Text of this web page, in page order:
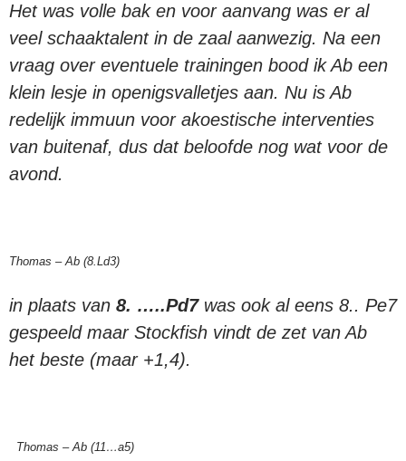
Het was volle bak en voor aanvang was er al
veel schaaktalent in de zaal aanwezig. Na een
vraag over eventuele trainingen bood ik Ab een
klein lesje in openigsvalletjes aan. Nu is Ab
redelijk immuun voor akoestische interventies
van buitenaf, dus dat beloofde nog wat voor de
avond.
Thomas – Ab (8.Ld3)
in plaats van 8. …..Pd7was ook al eens 8.. Pe7
gespeeld maar Stockfish vindt de zet van Ab
het beste (maar +1,4).
Thomas – Ab (11…a5)